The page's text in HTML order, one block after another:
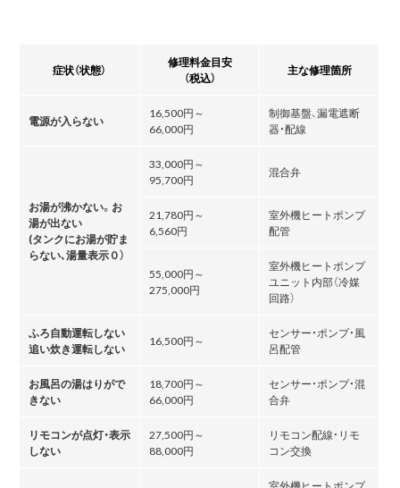
症状（状態）
修理料金目安
（税込）
主な修理箇所
電源が入らない
16,500円～
66,000円
制御基盤、漏電遮断
器・配線
お湯が沸かない。お
湯が出ない
(タンクにお湯が貯ま
らない､湯量表示０）
33,000円～
95,700円
混合弁
21,780円～
6,560円
室外機ヒートポンプ
配管
55,000円～
275,000円
室外機ヒートポンプ
ユニット内部（冷媒
回路）
ふろ自動運転しない
追い炊き運転しない
16,500円～
センサー・ポンプ・風
呂配管
お風呂の湯はりがで
きない
18,700円～
66,000円
センサー・ポンプ・混
合弁
リモコンが点灯・表示
しない
27,500円～
88,000円
リモコン配線・リモ
コン交換